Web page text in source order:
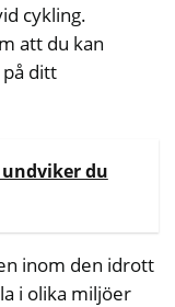
cykling.
att du kan
ditt
du
inom den idrott
i olika miljöer